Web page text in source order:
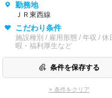
勤務地
ＪＲ東西線
こだわり条件
施設種別 / 雇用形態 / 年収 / 休
暇・福利厚生など
条件を保存する
× 条件をクリア